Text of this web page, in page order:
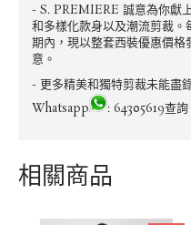
- S. PREMIERE 誠意為你獻
和多樣化款身以及潮流剪裁
期內，現以整套西裝優惠價
意。
- 更多精美和獨特剪裁未能盡
Whatsapp
: 64305619查詢
相關商品